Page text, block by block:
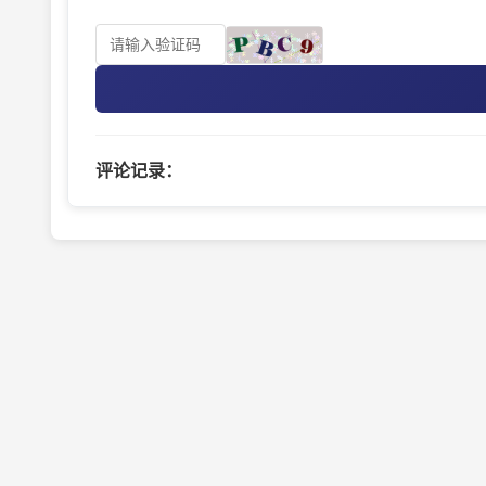
评论记录：